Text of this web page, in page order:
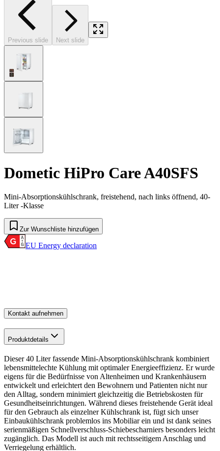
Previous slide Next slide
Dometic HiPro Care A40SFS
Mini-Absorptionskühlschrank, freistehend, nach links öffnend, 40-
Liter -Klasse
Zur Wunschliste hinzufügen
EU Energy declaration
Kontakt aufnehmen
Produktdetails
Dieser 40 Liter fassende Mini-Absorptionskühlschrank kombiniert
lebensmittelechte Kühlung mit optimaler Energieeffizienz. Er wurde
eigens für die Bedürfnisse von Altenheimen und Krankenhäusern
entwickelt und erleichtert den Bewohnern und Patienten nicht nur
den Alltag, sondern minimiert gleichzeitig die Betriebskosten für
Gesundheitseinrichtungen. Während dieses freistehende Gerät ideal
für den Gebrauch als einzelner Kühlschrank ist, fügt sich unser
Einbaukühlschrank problemlos ins Mobiliar ein und ist dank seines
serienmäßigen Schnellverschluss-Schiebescharniers besonders leicht
zugänglich. Das Modell ist auch mit rechtsseitigem Anschlag und
Verriegelung erhältlich.